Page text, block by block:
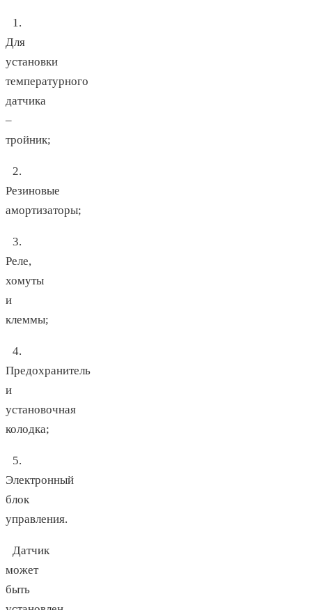
1.
Для
установки
температурного
датчика
–
тройник;
2.
Резиновые
амортизаторы;
3.
Реле,
хомуты
и
клеммы;
4.
Предохранитель
и
установочная
колодка;
5.
Электронный
блок
управления.
Датчик
может
быть